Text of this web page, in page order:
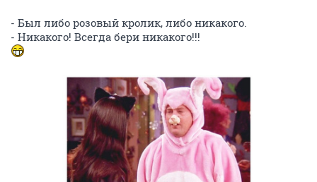
- Был либо розовый кролик, либо никакого.
- Никакого! Всегда бери никакого!!!